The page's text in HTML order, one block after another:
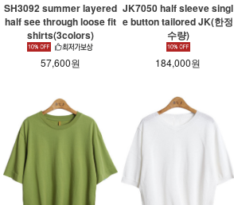
SH3092 summer layered
half see through loose fit
shirts(3colors)
57,600원
JK7050 half sleeve singl
e button tailored JK(한정
수량)
184,000원